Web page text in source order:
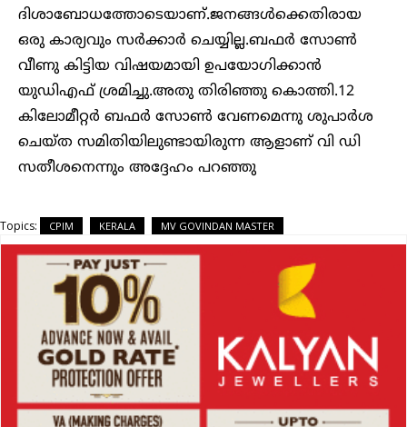
ദിശാബോധത്തോടെയാണ്.ജനങ്ങൾക്കെതിരായ
ഒരു കാര്യവും സർക്കാർ ചെയ്യില്ല.ബഫർ സോൺ
വീണു കിട്ടിയ വിഷയമായി ഉപയോഗിക്കാൻ
യുഡിഎഫ് ശ്രമിച്ചു.അതു തിരിഞ്ഞു കൊത്തി.12
കിലോമീറ്റർ ബഫർ സോൺ വേണമെന്നു ശുപാർശ
ചെയ്ത സമിതിയിലുണ്ടായിരുന്ന ആളാണ് വി ഡി
സതീശനെന്നും അദ്ദേഹം പറഞ്ഞു
Topics: CPIM KERALA MV GOVINDAN MASTER